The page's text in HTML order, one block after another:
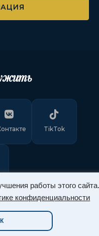
работы этого сайта.
конфиденциальности
TikTok